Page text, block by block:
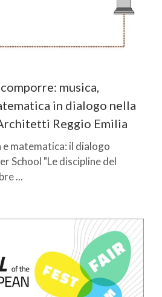
musica,
in dialogo nella
Reggio Emilia
matematica: il dialogo
School "Le discipline del
...